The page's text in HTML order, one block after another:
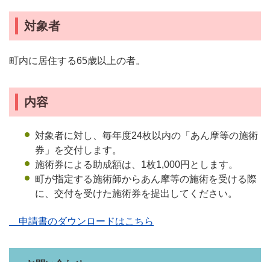
対象者
町内に居住する65歳以上の者。
内容
対象者に対し、毎年度24枚以内の「あん摩等の施術
券」を交付します。
施術券による助成額は、1枚1,000円とします。
町が指定する施術師からあん摩等の施術を受ける際
に、交付を受けた施術券を提出してください。
申請書のダウンロードはこちら